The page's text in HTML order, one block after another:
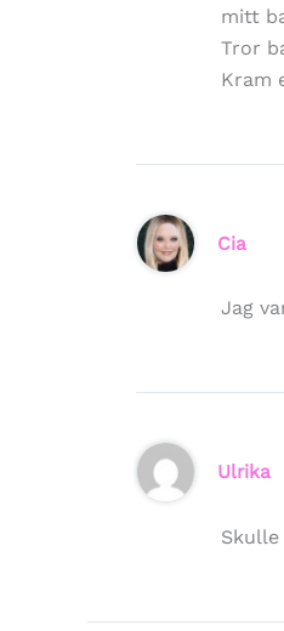
mitt
Tror
Kram
Cia
Jag
Ulrika